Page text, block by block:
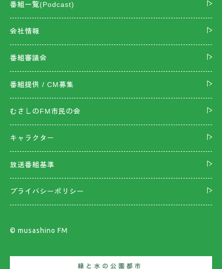
番組一覧(Podcast)
会社情報
番組審議会
番組提供 / CM募集
むさしのFM市民の会
キャラクター
放送番組基準
プライバシーポリシー
©︎ musashino FM